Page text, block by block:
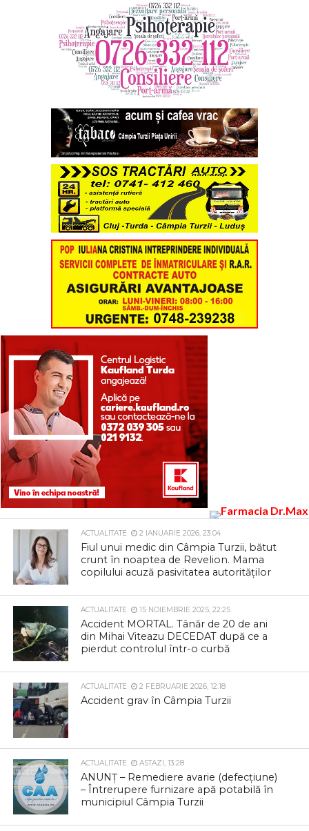
ACTUALITATE 2 IANUARIE 2026, 23:04
Fiul unui medic din Câmpia Turzii, bătut
crunt în noaptea de Revelion. Mama
copilului acuză pasivitatea autorităților
ACTUALITATE 15 NOIEMBRIE 2025, 22:25
Accident MORTAL. Tânăr de 20 de ani
din Mihai Viteazu DECEDAT după ce a
pierdut controlul într-o curbă
ACTUALITATE 2 FEBRUARIE 2026, 12:18
Accident grav în Câmpia Turzii
ACTUALITATE ASTAZI, 13:28
ANUNȚ – Remediere avarie (defecțiune)
– Întrerupere furnizare apă potabilă în
municipiul Câmpia Turzii